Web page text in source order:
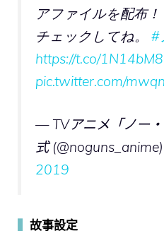
アファイルを配布
チェックしてね。 #
https://t.co/
pic.twitter.com/
— TVアニメ「ノー
式 (@noguns_anime)
2019
故事設定